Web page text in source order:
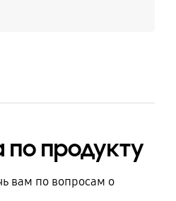
продукту
вам по вопросам о